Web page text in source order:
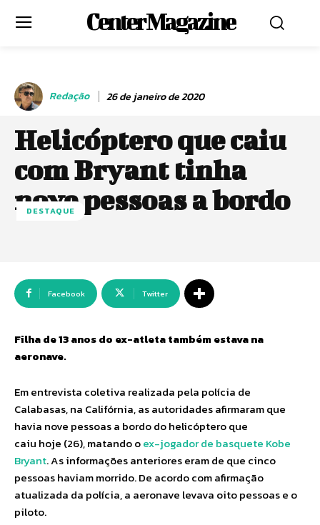
Center Magazine
Redação 26 de janeiro de 2020
Helicóptero que caiu
com Bryant tinha
nove pessoas a bordo
DESTAQUE
Facebook Twitter
Filha de 13 anos do ex-atleta também estava na
aeronave.
Em entrevista coletiva realizada pela polícia de
Calabasas, na Califórnia, as autoridades afirmaram que
havia nove pessoas a bordo do helicóptero que
caiu hoje (26), matando oex-jogador de basquete Kobe
Bryant. As informações anteriores eram de que cinco
pessoas haviam morrido. De acordo com afirmação
atualizada da polícia, a aeronave levava oito pessoas e o
piloto.